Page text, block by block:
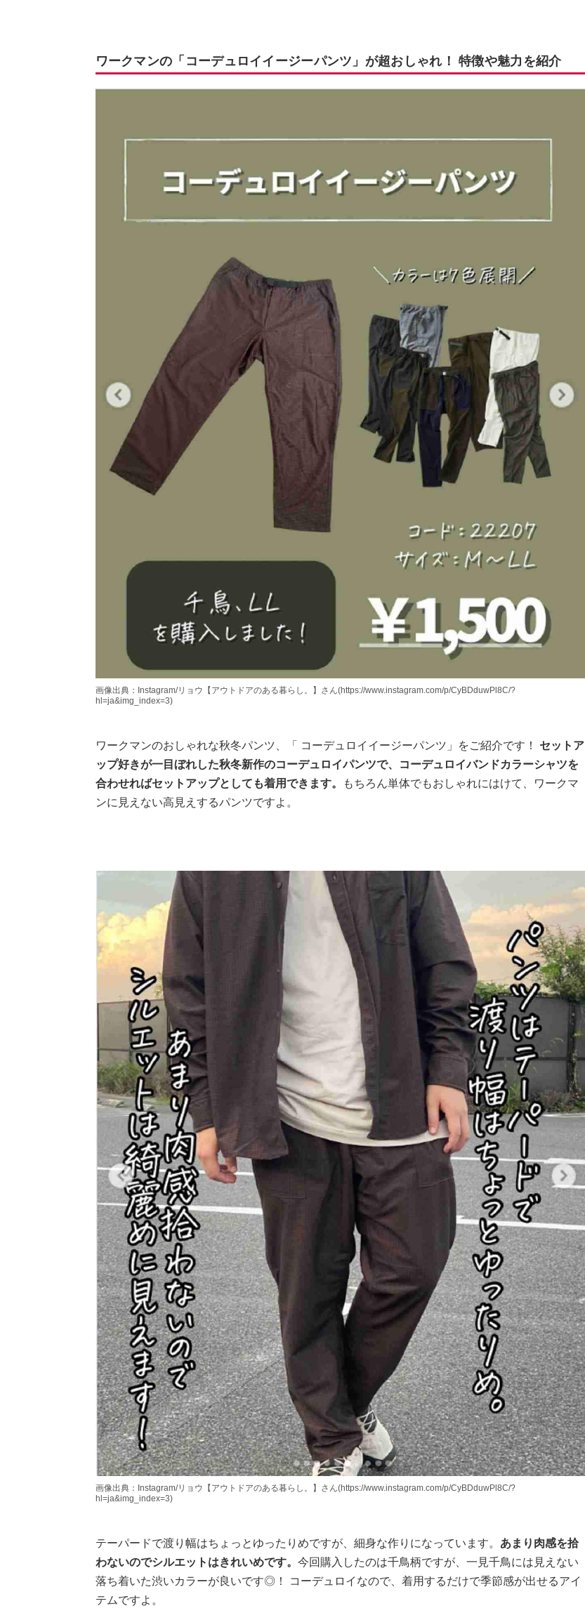
ワークマンの「コーデュロイイージーパンツ」が超おしゃれ！ 特徴や魅力を紹介
画像出典：Instagram/リョウ【アウトドアのある暮らし。】さん(https://www.instagram.com/p/CyBDduwPl8C/?
hl=ja&img_index=3)
ワークマンのおしゃれな秋冬パンツ、「 コーデュロイイージーパンツ」をご紹介です！ セットア
ップ好きが一目ぼれした秋冬新作のコーデュロイパンツで、コーデュロイバンドカラーシャツを
合わせればセットアップとしても着用できます。
もちろん単体でもおしゃれにはけて、ワークマ
ンに見えない高見えするパンツですよ。
画像出典：Instagram/リョウ【アウトドアのある暮らし。】さん(https://www.instagram.com/p/CyBDduwPl8C/?
hl=ja&img_index=3)
テーパードで渡り幅はちょっとゆったりめですが、細身な作りになっています。 あまり肉感を拾
わないのでシルエットはきれいめです。 今回購入したのは千鳥柄ですが、一見千鳥には見えない
落ち着いた渋いカラーが良いです◎！ コーデュロイなので、着用するだけで季節感が出せるアイ
テムですよ。